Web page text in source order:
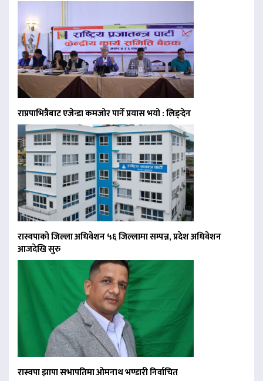
राप्रपाभित्रैबाट एजेन्डा कमजोर पार्ने प्रयास भयो : लिङ्देन
रास्वपाको जिल्ला अधिवेशन ५६ जिल्लामा सम्पन्न, प्रदेश अधिवेशन
आजदेखि सुरु
रास्वपा झापा सभापतिमा ओमनाथ भण्डारी निर्वाचित